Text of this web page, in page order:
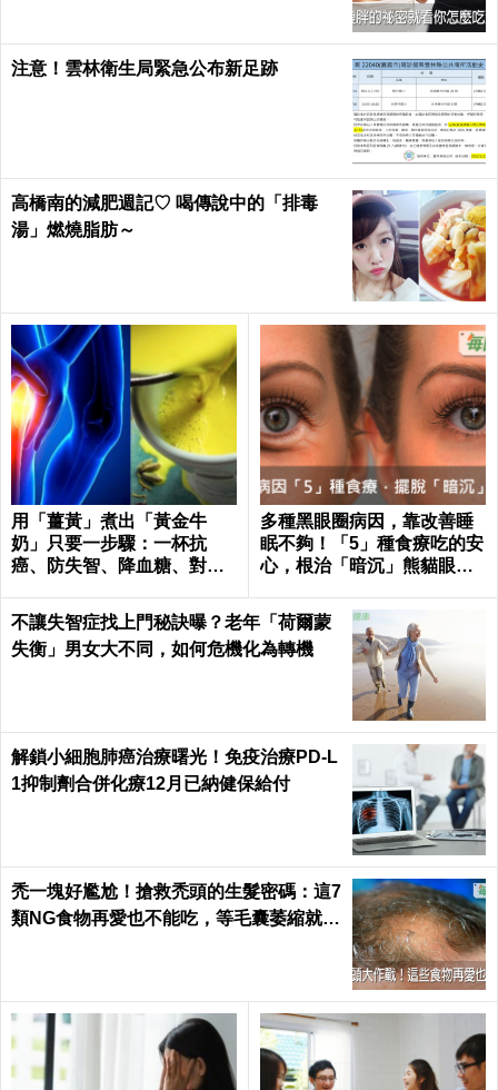
注意！雲林衛生局緊急公布新足跡
高橋南的減肥週記♡ 喝傳說中的「排毒
湯」燃燒脂肪～
用「薑黃」煮出「黃金牛
奶」只要一步驟：一杯抗
癌、防失智、降血糖、對抗
多種黑眼圈病因，靠改善睡
眠不夠！「5」種食療吃的安
心，根治「暗沉」熊貓眼｜
不讓失智症找上門秘訣曝？老年「荷爾蒙
失衡」男女大不同，如何危機化為轉機
解鎖小細胞肺癌治療曙光！免疫治療PD-L
1抑制劑合併化療12月已納健保給付
禿一塊好尷尬！搶救禿頭的生髮密碼：這7
類NG食物再愛也不能吃，等毛囊萎縮就來